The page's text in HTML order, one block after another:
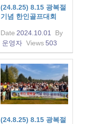
(24.8.25) 8.15 광복절
기념 한인골프대회
Date 2024.10.01
By
운영자 Views 503
(24.8.25) 8.15 광복절